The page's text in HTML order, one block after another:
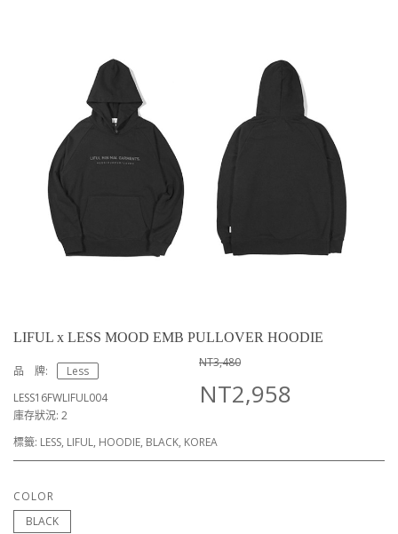
LIFUL x LESS MOOD EMB PULLOVER HOODIE
品 牌:
Less
LESS16FWLIFUL004
庫存狀況: 2
NT3,480
NT2,958
標籤: LESS, LIFUL, HOODIE, BLACK, KOREA
COLOR
BLACK